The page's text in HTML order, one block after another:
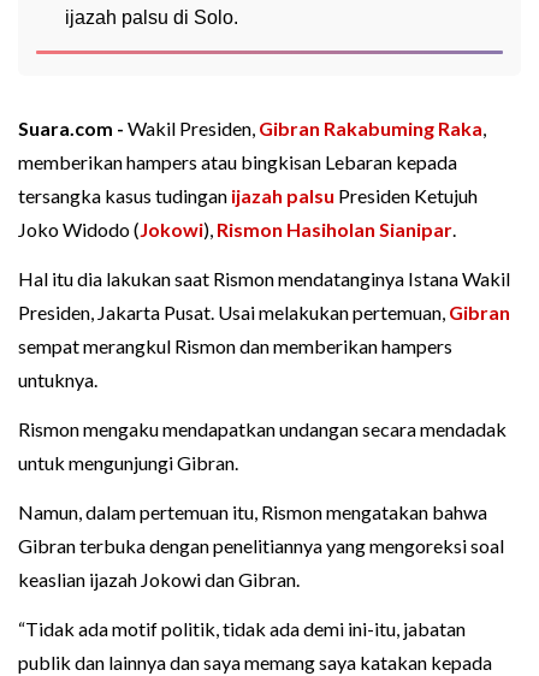
ijazah palsu di Solo.
Suara.com - Wakil Presiden, Gibran Rakabuming Raka,
memberikan hampers atau bingkisan Lebaran kepada
tersangka kasus tudingan ijazah palsu Presiden Ketujuh
Joko Widodo (Jokowi), Rismon Hasiholan Sianipar.
Hal itu dia lakukan saat Rismon mendatanginya Istana Wakil
Presiden, Jakarta Pusat. Usai melakukan pertemuan, Gibran
sempat merangkul Rismon dan memberikan hampers
untuknya.
Rismon mengaku mendapatkan undangan secara mendadak
untuk mengunjungi Gibran.
Namun, dalam pertemuan itu, Rismon mengatakan bahwa
Gibran terbuka dengan penelitiannya yang mengoreksi soal
keaslian ijazah Jokowi dan Gibran.
“Tidak ada motif politik, tidak ada demi ini-itu, jabatan
publik dan lainnya dan saya memang saya katakan kepada